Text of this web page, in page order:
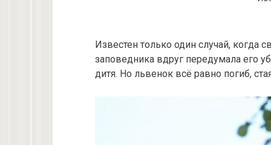
Известен только один случай, когда
заповедника вдруг передумала его
дитя. Но львенок всё равно погиб,